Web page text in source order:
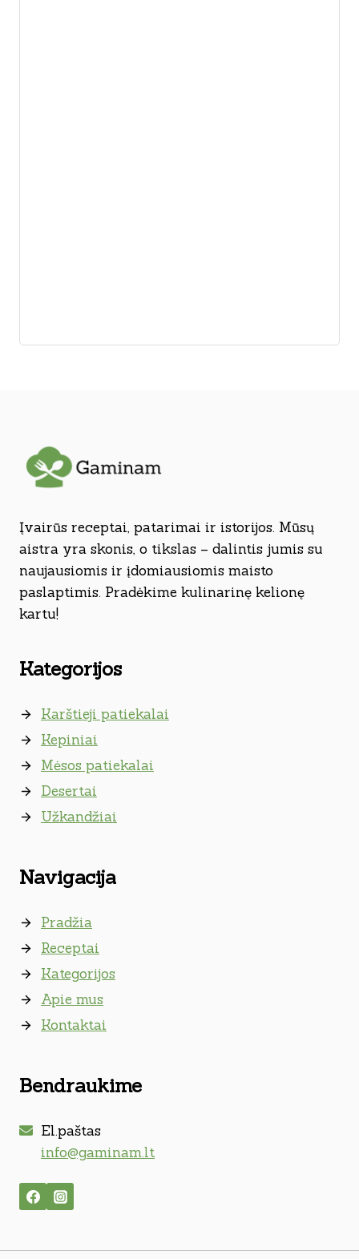
Įvairūs receptai, patarimai ir istorijos. Mūsų
aistra yra skonis, o tikslas – dalintis jumis su
naujausiomis ir įdomiausiomis maisto
paslaptimis. Pradėkime kulinarinę kelionę
kartu!
Kategorijos
Karštieji patiekalai
Kepiniai
Mėsos patiekalai
Desertai
Užkandžiai
Navigacija
Pradžia
Receptai
Kategorijos
Apie mus
Kontaktai
Bendraukime
El.paštas
info@gaminam.lt